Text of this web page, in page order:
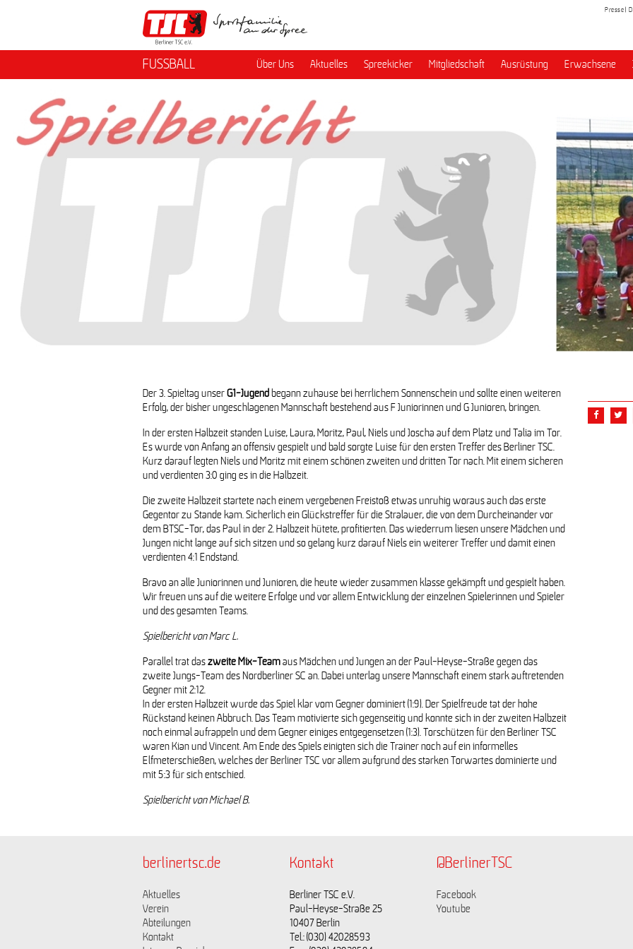
Presse
FUSSBALL Über Uns Aktuelles Spreekicker Mitgliedschaft Ausrüstung Erwachsene
G-Jugend sammelt weiter Erfahrungen
G-Jugend begrüßt Berolina Stralau und Nordberliner SC II
Der 3. Spieltag unserG1-Jugendbegann zuhause bei herrlichem Sonnenschein und sollte einen weiteren
Erfolg, der bisher ungeschlagenen Mannschaft bestehend aus F Juniorinnen und G Junioren, bringen.
In der ersten Halbzeit standen Luise, Laura, Moritz, Paul, Niels und Joscha auf dem Platz und Talia im Tor.
Es wurde von Anfang an offensiv gespielt und bald sorgte Luise für den ersten Treffer des Berliner TSC.
Kurz darauf legten Niels und Moritz mit einem schönen zweiten und dritten Tor nach. Mit einem sicheren
und verdienten 3:0 ging es in die Halbzeit.
Die zweite Halbzeit startete nach einem vergebenen Freistoß etwas unruhig woraus auch das erste
Gegentor zu Stande kam. Sicherlich ein Glückstreffer für die Stralauer, die von dem Durcheinander vor
dem BTSC-Tor, das Paul in der 2. Halbzeit hütete, profitierten. Das wiederrum liesen unsere Mädchen und
Jungen nicht lange auf sich sitzen und so gelang kurz darauf Niels ein weiterer Treffer und damit einen
verdienten 4:1 Endstand.
Bravo an alle Juniorinnen und Junioren, die heute wieder zusammen klasse gekämpft und gespielt haben.
Wir freuen uns auf die weitere Erfolge und vor allem Entwicklung der einzelnen Spielerinnen und Spieler
und des gesamten Teams.
Spielbericht von Marc L.
Parallel trat daszweite Mix-Teamaus Mädchen und Jungen an der Paul-Heyse-Straße gegen das
zweite Jungs-Team des Nordberliner SC an. Dabei unterlag unsere Mannschaft einem stark auftretenden
Gegner mit 2:12.
In der ersten Halbzeit wurde das Spiel klar vom Gegner dominiert (1:9). Der Spielfreude tat der hohe
Rückstand keinen Abbruch. Das Team motivierte sich gegenseitig und konnte sich in der zweiten Halbzeit
noch einmal aufrappeln und dem Gegner einiges entgegensetzen (1:3). Torschützen für den Berliner TSC
waren Kian und Vincent. Am Ende des Spiels einigten sich die Trainer noch auf ein informelles
Elfmeterschießen, welches der Berliner TSC vor allem aufgrund des starken Torwartes dominierte und
mit 5:3 für sich entschied.
Spielbericht von Michael B.
berlinertsc.de
Aktuelles
Verein
Abteilungen
Kontakt
Kontakt
Berliner TSC e.V.
Paul-Heyse-Straße 25
10407 Berlin
Tel.: (030) 42028593
@BerlinerTSC
Facebook
Youtube